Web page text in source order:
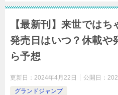
【最新刊】来世では
発売日はいつ？休載や
ら予想
更新日： 2024年4月22日 公開日：
グランドジャンプ